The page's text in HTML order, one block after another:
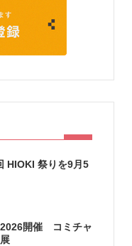
HIOKI 祭りを9月5
開催 コミチャ